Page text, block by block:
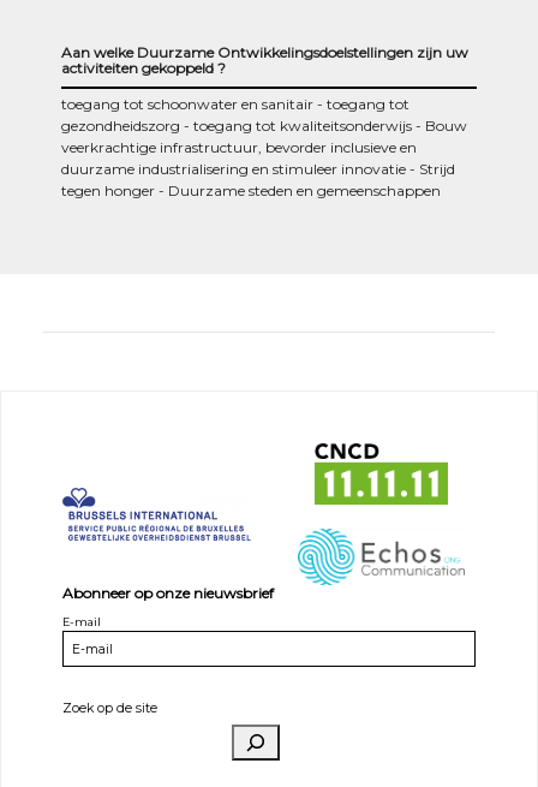
Aan welke Duurzame Ontwikkelingsdoelstellingen zijn uw
activiteiten gekoppeld ?
toegang tot schoonwater en sanitair
toegang tot
gezondheidszorg
toegang tot kwaliteitsonderwijs
Bouw
veerkrachtige infrastructuur, bevorder inclusieve en
duurzame industrialisering en stimuleer innovatie
Strijd
tegen honger
Duurzame steden en gemeenschappen
Abonneer op onze nieuwsbrief
E-mail
Zoek op de site